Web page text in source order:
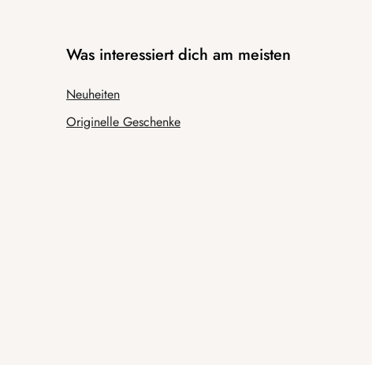
Was interessiert dich am meisten
Neuheiten
Originelle Geschenke